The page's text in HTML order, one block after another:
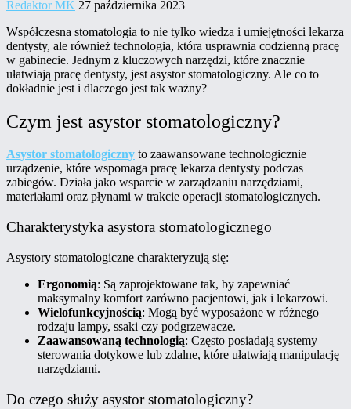
Redaktor MK 27 października 2023
Współczesna stomatologia to nie tylko wiedza i umiejętności lekarza
dentysty, ale również technologia, która usprawnia codzienną pracę
w gabinecie. Jednym z kluczowych narzędzi, które znacznie
ułatwiają pracę dentysty, jest asystor stomatologiczny. Ale co to
dokładnie jest i dlaczego jest tak ważny?
Czym jest asystor stomatologiczny?
Asystor stomatologiczny to zaawansowane technologicznie
urządzenie, które wspomaga pracę lekarza dentysty podczas
zabiegów. Działa jako wsparcie w zarządzaniu narzędziami,
materiałami oraz płynami w trakcie operacji stomatologicznych.
Charakterystyka asystora stomatologicznego
Asystory stomatologiczne charakteryzują się:
Ergonomią: Są zaprojektowane tak, by zapewniać
maksymalny komfort zarówno pacjentowi, jak i lekarzowi.
Wielofunkcyjnością: Mogą być wyposażone w różnego
rodzaju lampy, ssaki czy podgrzewacze.
Zaawansowaną technologią: Często posiadają systemy
sterowania dotykowe lub zdalne, które ułatwiają manipulację
narzędziami.
Do czego służy asystor stomatologiczny?